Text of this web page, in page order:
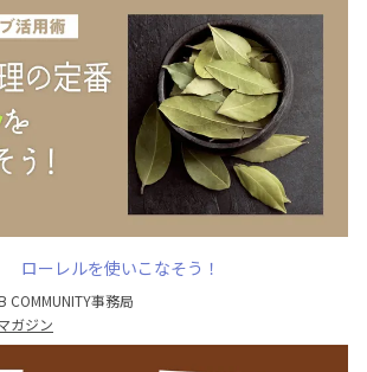
ローレルを使いこなそう！
COMMUNITY事務局
ガジン